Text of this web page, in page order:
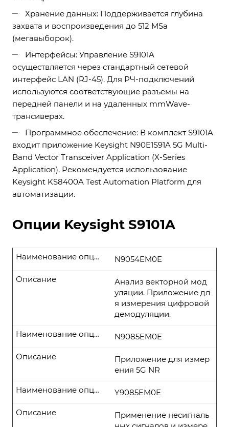
Хранение данных: Поддерживается глубина
захвата и воспроизведения до 512 MSa
(мегавыборок).
Интерфейсы: Управление S9101A
осуществляется через стандартный сетевой
интерфейс LAN (RJ-45). Для РЧ-подключений
используются соответствующие разъемы на
передней панели и на удаленных mmWave-
трансиверах.
Программное обеспечение: В комплект S9101A
входит приложение Keysight N90E1S91A 5G Multi-
Band Vector Transceiver Application (X-Series
Application). Рекомендуется использование
Keysight KS8400A Test Automation Platform для
автоматизации.
Опции Keysight S9101A
N9054EM0E
Наименование опции
Анализ векторной мод
уляции. Приложение дл
я измерения цифровой
демодуляции.
Описание
N9085EM0E
Наименование опции
Приложение для измер
ения 5G NR
Описание
Y9085EM0E
Наименование опции
Применение несигналь
Описание